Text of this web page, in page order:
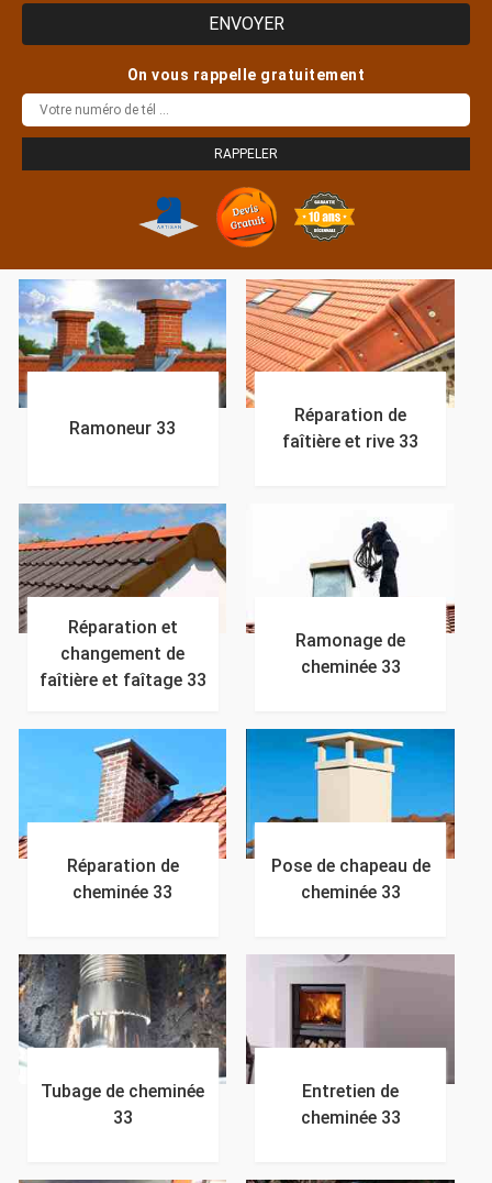
On vous rappelle gratuitement
Ramoneur 33
Réparation de
faîtière et rive 33
Réparation et
changement de
faîtière et faîtage 33
Ramonage de
cheminée 33
Réparation de
cheminée 33
Pose de chapeau de
cheminée 33
Tubage de cheminée
33
Entretien de
cheminée 33